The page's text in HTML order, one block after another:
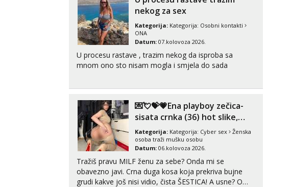
Razgovaram :)
Učiteljica iz predgrađa traži...
Tel: 064/677-677
tel:0,93€ - mob:1,12€ min
Obavijesti me kada se oslobodi
tel:0,93€ - mob:1,12€ min
Čekam tvoj poziv!
Tel: 064/677-677- Kod: #135
tel:0,93€ - mob:1,12€ min
Ivančica
nekog za sex
Kategorija: Kategorija: Osobni kontakti
ONA
Datum: 07.kolovoza 2026.
U procesu rastave , trazim nekog da isproba sa
mnom ono sto nisam mogla i smjela do sada
💌💘💝💗Ena playboy zečica-
sisata crnka (36) hot slike,
videa i c2c💗
Kategorija: Kategorija: Cyber sex
Ženska
osoba traži mušku osobu
Datum: 06.kolovoza 2026.
Tražiš pravu MILF ženu za sebe? Onda mi se
obavezno javi. Crna duga kosa koja prekriva bujne
grudi kakve još nisi vidio, čista ŠESTICA! A usne? O